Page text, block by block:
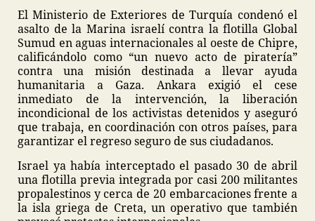
El Ministerio de Exteriores de Turquía condenó el
asalto de la Marina israelí contra la flotilla Global
Sumud en aguas internacionales al oeste de Chipre,
calificándolo como “un nuevo acto de piratería”
contra una misión destinada a llevar ayuda
humanitaria a Gaza. Ankara exigió el cese
inmediato de la intervención, la liberación
incondicional de los activistas detenidos y aseguró
que trabaja, en coordinación con otros países, para
garantizar el regreso seguro de sus ciudadanos.
Israel ya había interceptado el pasado 30 de abril
una flotilla previa integrada por casi 200 militantes
propalestinos y cerca de 20 embarcaciones frente a
la isla griega de Creta, un operativo que también